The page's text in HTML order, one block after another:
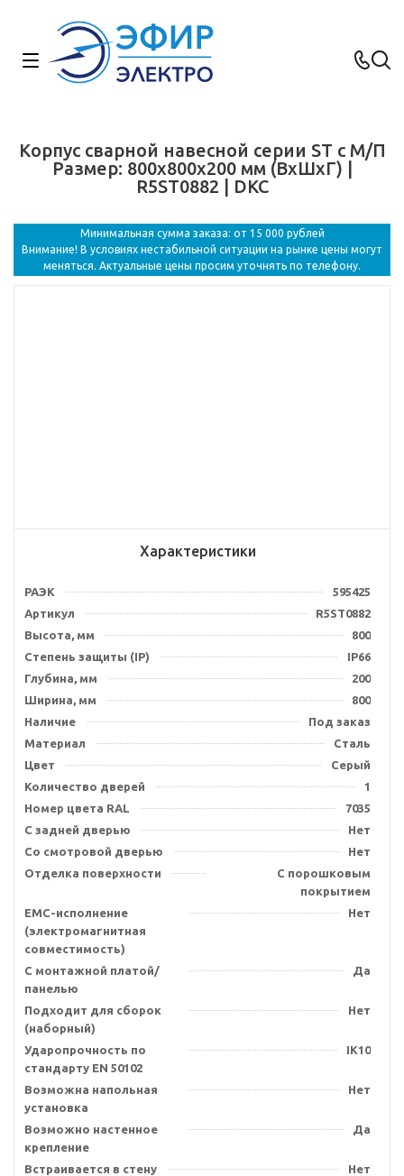
Корпус сварной навесной серии ST с М/П
Размер: 800x800x200 мм (ВxШxГ) |
R5ST0882 | DKC
Минимальная сумма заказа: от 15 000 рублей
Внимание! В условиях нестабильной ситуации на рынке цены могут
меняться. Актуальные цены просим уточнять по телефону.
Характеристики
РАЭК
595425
Артикул
R5ST0882
Высота, мм
800
Степень защиты (IP)
IP66
Глубина, мм
200
Ширина, мм
800
Наличие
Под заказ
Материал
Сталь
Цвет
Серый
Количество дверей
1
Номер цвета RAL
7035
С задней дверью
Нет
Со смотровой дверью
Нет
Отделка поверхности
С порошковым
покрытием
EMC-исполнение
(электромагнитная
совместимость)
Нет
С монтажной платой/
панелью
Да
Подходит для сборок
(наборный)
Нет
Ударопрочность по
стандарту EN 50102
IK10
Возможна напольная
установка
Нет
Возможно настенное
крепление
Да
Встраивается в стену
Нет